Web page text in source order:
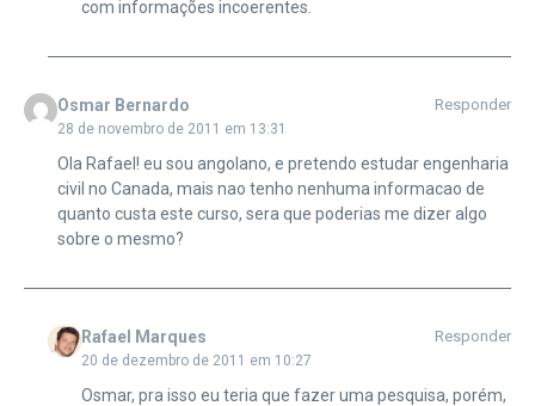
com informações incoerentes.
Osmar Bernardo
28 de novembro de 2011 em 13:31
Responder
Ola Rafael! eu sou angolano, e pretendo estudar engenharia
civil no Canada, mais nao tenho nenhuma informacao de
quanto custa este curso, sera que poderias me dizer algo
sobre o mesmo?
Rafael Marques
20 de dezembro de 2011 em 10:27
Responder
Osmar, pra isso eu teria que fazer uma pesquisa, porém,